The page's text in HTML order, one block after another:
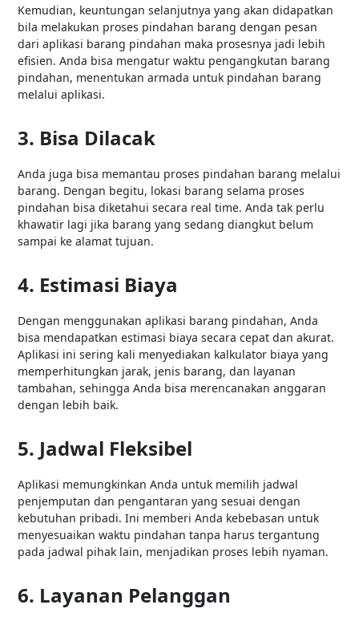
Kemudian, keuntungan selanjutnya yang akan didapatkan
bila melakukan proses pindahan barang dengan pesan
dari aplikasi barang pindahan maka prosesnya jadi lebih
efisien. Anda bisa mengatur waktu pengangkutan barang
pindahan, menentukan armada untuk pindahan barang
melalui aplikasi.
3. Bisa Dilacak
Anda juga bisa memantau proses pindahan barang melalui
barang. Dengan begitu, lokasi barang selama proses
pindahan bisa diketahui secara real time. Anda tak perlu
khawatir lagi jika barang yang sedang diangkut belum
sampai ke alamat tujuan.
4. Estimasi Biaya
Dengan menggunakan aplikasi barang pindahan, Anda
bisa mendapatkan estimasi biaya secara cepat dan akurat.
Aplikasi ini sering kali menyediakan kalkulator biaya yang
memperhitungkan jarak, jenis barang, dan layanan
tambahan, sehingga Anda bisa merencanakan anggaran
dengan lebih baik.
5. Jadwal Fleksibel
Aplikasi memungkinkan Anda untuk memilih jadwal
penjemputan dan pengantaran yang sesuai dengan
kebutuhan pribadi. Ini memberi Anda kebebasan untuk
menyesuaikan waktu pindahan tanpa harus tergantung
pada jadwal pihak lain, menjadikan proses lebih nyaman.
6. Layanan Pelanggan